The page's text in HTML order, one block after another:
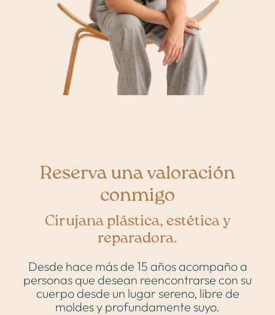
Sobre mí
Medicina estética
Proceso
Contacto
Reserva una valoración
conmigo
Cirujana plástica, estética y
reparadora.
Desde hace más de 15 años acompaño a
personas que desean reencontrarse con su
cuerpo desde un lugar sereno, libre de
moldes y profundamente suyo.